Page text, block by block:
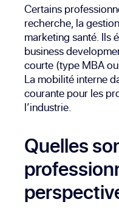
Certains
recherche, la
marketing santé. Ils
business
courte (type MBA
La mobilité interne
courante pour les
l’industrie.
Quelles